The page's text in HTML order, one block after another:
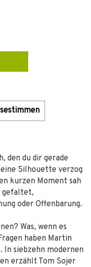
den du dir gerade
Silhouette verzog
kurzen Moment sah
gefaltet,
oder Offenbarung.
Was, wenn es
haben Martin
In siebzehn modernen
erzählt Tom Sojer